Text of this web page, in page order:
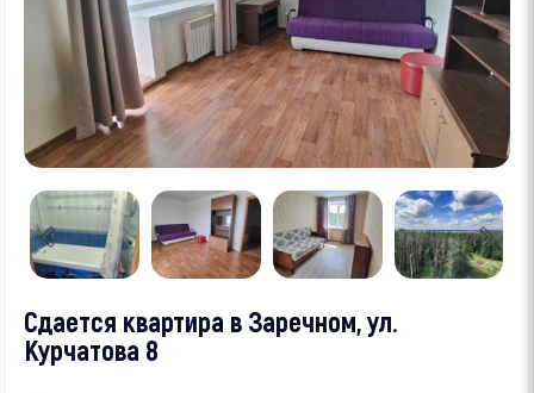
Сдается квартира в Заречном, ул.
Курчатова 8